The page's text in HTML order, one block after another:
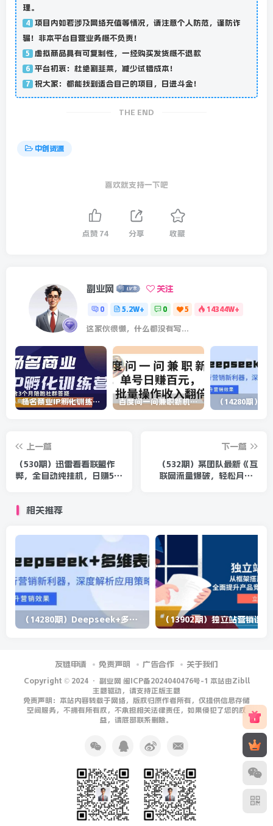
理。
4 项目内如若涉及网络充值等情况，请注意个人防范，谨防诈
骗！非本平台自营业务概不负责！
5 虚拟商品具有可复制性，一经购买发货概不退款
6 平台初衷：杜绝割韭菜，减少试错成本！
7 祝大家：都能找到适合自己的项目，日进斗金！
THE END
中创资源
喜欢就支持一下吧
点赞 74 分享 收藏
副业网 关注
0 5.2W+ 0 5 14344W+
这家伙很懒，什么都没有写...
杨名商业IP孵化训练营，从商业到内容到转化一站式学 价值5980元 百度问一问兼职新机遇，单号日赚百元，批量操作收入翻倍
上一篇
（530期）迅雷看看联盟作
弊，全自动纯挂机，日赚50
下一篇
（532期）某团队最新《互
联网流量爆破，轻松月赚3
相关推荐
（14280期）Deepseek+多维表格，银行营销新利器，深度解析应用策略，提升营销效果
友链申请 免责声明 广告合作 关于我们
Copyright © 2024 · 副业网 闽ICP备2024040476号-1 本站由Zibll
主题驱动，请支持正版主题
免责声明：本站内容转载于网络，版权归原作者所有，仅提供信息存储
空间服务，不拥有所有权，不承担相关法律责任，如果侵犯了您的权
益，请底部联系删除。